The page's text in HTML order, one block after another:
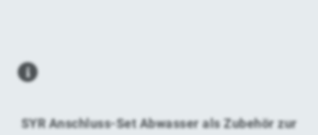
SYR Anschluss-Set Abwasser als Zubehör zur